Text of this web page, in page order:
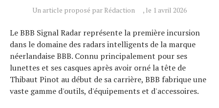
Un article proposé par Rédaction , le 1 avril 2026
Le BBB Signal Radar représente la première incursion
dans le domaine des radars intelligents de la marque
néerlandaise BBB. Connu principalement pour ses
lunettes et ses casques après avoir orné la tête de
Thibaut Pinot au début de sa carrière, BBB fabrique une
vaste gamme d'outils, d'équipements et d'accessoires.